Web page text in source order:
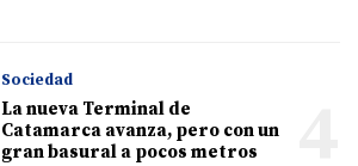
Sociedad
La nueva Terminal de
Catamarca avanza, pero con un
gran basural a pocos metros